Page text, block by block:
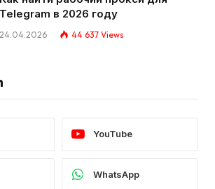
Telegram в 2026 году
24.04.2026 44 637 Views
YouTube
WhatsApp